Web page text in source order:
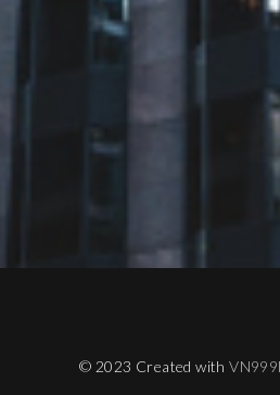
© 2023 Created with